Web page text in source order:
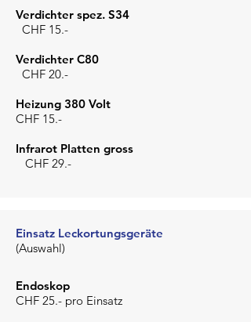
Verdichter spez. S34
CHF 15.-
Verdichter C80
CHF 20.-
Heizung 380 Volt
CHF 15.-
Infrarot Platten gross
CHF 29.-
Einsatz Leckortungsgeräte
(Auswahl)
Endoskop
CHF 25.- pro Einsatz